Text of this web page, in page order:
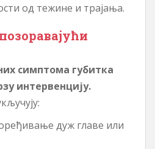
од тежине и трајања.
симптома губитка
интервенцију.
дуж главе или